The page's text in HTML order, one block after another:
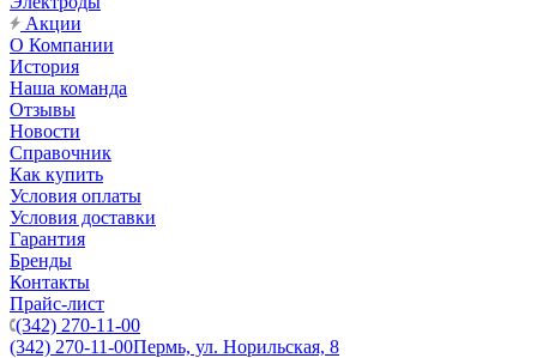
Акции
О Компании
История
Наша команда
Отзывы
Новости
Справочник
Как купить
Условия оплаты
Условия доставки
Гарантия
Бренды
Контакты
Прайс-лист
(342) 270-11-00
(342) 270-11-00Пермь, ул. Норильская, 8